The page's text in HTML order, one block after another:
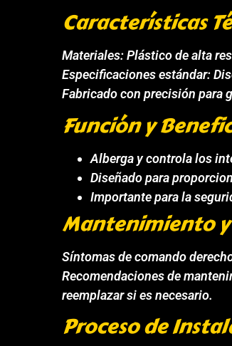
Características
Materiales: Plástico de alta
Especificaciones estándar:
Fabricado con precisión para
Función y
Alberga y controla los
Diseñado para
Importante para la
Mantenimiento
Síntomas de comando
Recomendaciones de
reemplazar si es necesario.
Proceso de